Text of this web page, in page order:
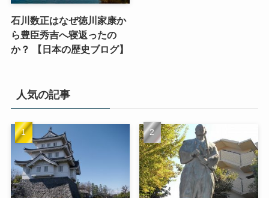
石川数正はなぜ徳川家康か
ら豊臣秀吉へ寝返ったの
か？ 【日本の歴史ブログ】
人気の記事